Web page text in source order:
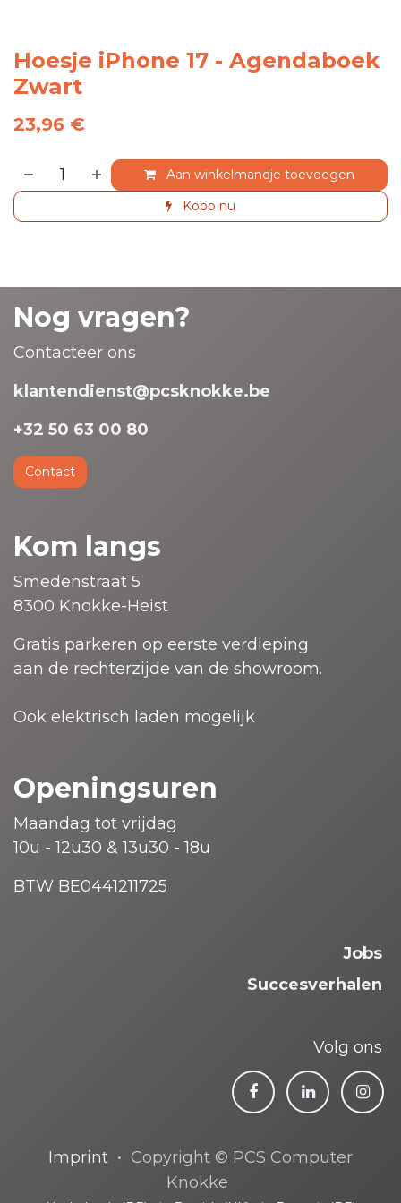
Hoesje iPhone 17 - Agendaboek
Zwart
23,96 €
Aan winkelmandje toevoegen
Koop nu
Nog vragen?
Contacteer ons
klantendienst@pcsknokke.be
+32 50 63 00 80
Contact
Kom langs
Smedenstraat 5
8300 Knokke-Heist
Gratis parkeren op eerste verdieping
aan de rechterzijde van de showroom.
Ook elektrisch laden mogelijk
Openingsuren
Maandag tot vrijdag
10u - 12u30 & 13u30 - 18u
BTW BE0441211725
Jobs
Succesverhalen
Volg ons
Imprint • Copyright © PCS Computer
Knokke